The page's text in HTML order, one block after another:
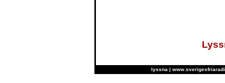
lyssna |